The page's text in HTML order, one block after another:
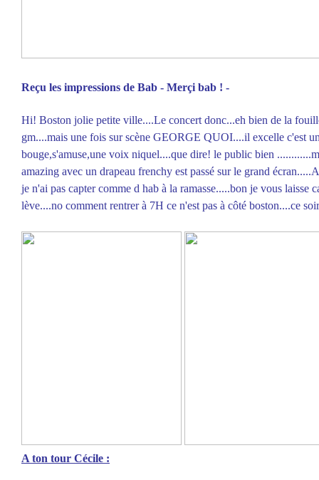
Reçu les impressions de Bab - Merçi bab ! -
Hi! Boston jolie petite ville....Le concert donc...eh bien de la
gm....mais une fois sur scène GEORGE QUOI....il excelle c'est
bouge,s'amuse,une voix niquel....que dire! le public bien
amazing avec un drapeau frenchy est passé sur le grand
je n'ai pas capter comme d hab à la ramasse.....bon je vous laisse
lève....no comment rentrer à 7H ce n'est pas à côté boston....ce
A ton tour Cécile :